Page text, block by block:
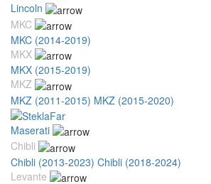
Lincoln
MKC
MKC (2014-2019)
MKX
MKX (2015-2019)
MKZ
MKZ (2011-2015) MKZ (2015-2020)
Maserati
Chibli
Chibli (2013-2023) Chibli (2018-2024)
Levante